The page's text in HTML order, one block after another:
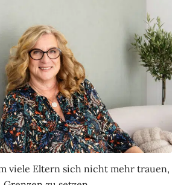
viele Eltern sich nicht mehr trauen,